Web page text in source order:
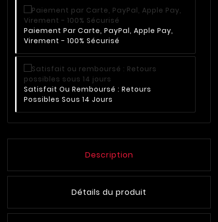
Paiement Par Carte, PayPal, Apple Pay,
Virement - 100% Sécurisé
Satisfait Ou Remboursé : Retours
Possibles Sous 14 Jours
Description
Détails du produit